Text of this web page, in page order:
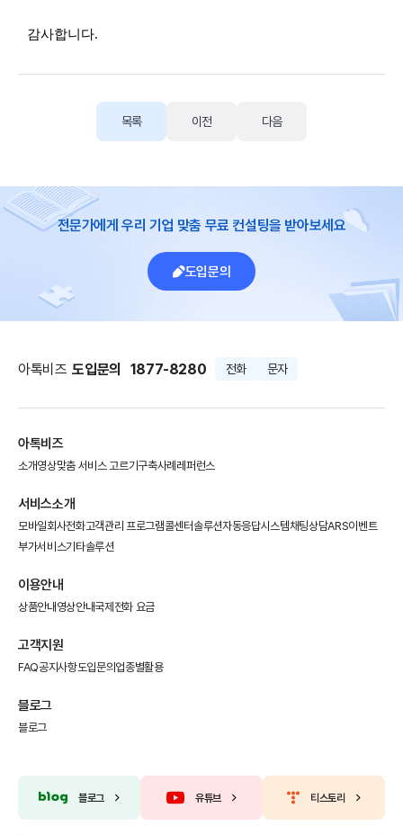
감사합니다.
목록 이전 다음
전문가에게 우리 기업 맞춤 무료 컨설팅을 받아보세요
도입문의
아톡비즈 도입문의 1877-8280 전화 문자
아톡비즈
소개영상맞춤 서비스 고르기구축사례 레퍼런스
서비스소개
모바일회사전화고객관리 프로그램콜센터솔루션자동응답시스템채팅상담ARS이벤트
부가서비스기타솔루션
이용안내
상품안내 영상안내국제전화 요금
고객지원
FAQ공지사항도입문의 업종별활용
블로그
블로그
블로그 유튜브 티스토리